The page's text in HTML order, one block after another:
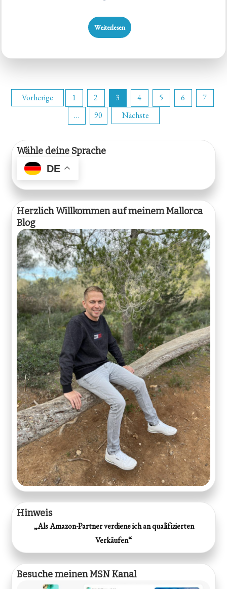
Weiterlesen
Seitennummerierung
Beiträge
Vorherige 1 2 3 4 5 6
7
…
90 Nächste
Wähle deine Sprache
DE
Herzlich Willkommen auf meinem Mallorca
Blog
Hinweis
„Als Amazon-Partner verdiene ich an qualifizierten
Verkäufen“
Besuche meinen MSN Kanal